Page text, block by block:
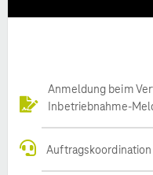
Anmeldung beim
Inbetriebnahme-
Auftragskoordination